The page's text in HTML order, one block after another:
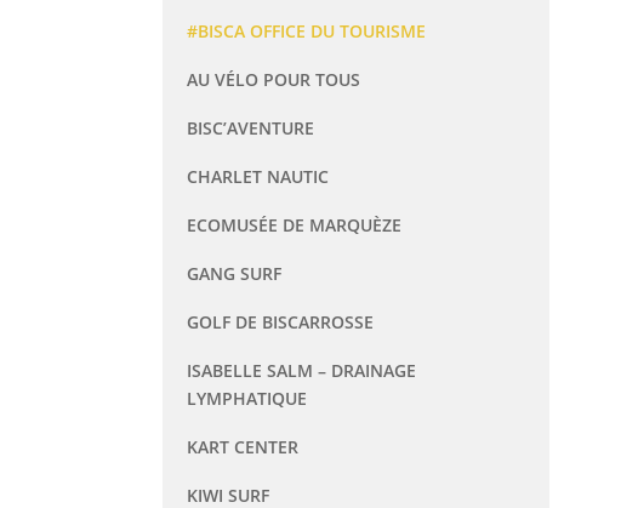
#BISCA OFFICE DU TOURISME
AU VÉLO POUR TOUS
BISC’AVENTURE
CHARLET NAUTIC
ECOMUSÉE DE MARQUÈZE
GANG SURF
GOLF DE BISCARROSSE
ISABELLE SALM – DRAINAGE
LYMPHATIQUE
KART CENTER
KIWI SURF